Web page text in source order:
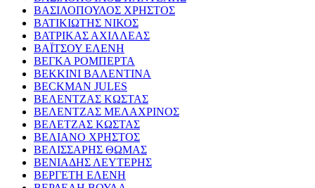
ΒΑΣΙΛΟΠΟΥΛΟΣ ΧΡΗΣΤΟΣ
ΒΑΤΙΚΙΩΤΗΣ ΝΙΚΟΣ
ΒΑΤΡΙΚΑΣ ΑΧΙΛΛΕΑΣ
ΒΑΪΤΣΟΥ ΕΛΕΝΗ
ΒΕΓΚΑ ΡΟΜΠΕΡΤΑ
ΒΕΚΚΙΝΙ ΒΑΛΕΝΤΙΝΑ
BECKMAN JULES
ΒΕΛΕΝΤΖΑΣ ΚΩΣΤΑΣ
ΒΕΛΕΝΤΖΑΣ ΜΕΛΑΧΡΙΝΟΣ
ΒΕΛΕΤΖΑΣ ΚΩΣΤΑΣ
ΒΕΛΙΑΝΟ ΧΡΗΣΤΟΣ
ΒΕΛΙΣΣΑΡΗΣ ΘΩΜΑΣ
ΒΕΝΙΑΔΗΣ ΛΕΥΤΕΡΗΣ
ΒΕΡΓΕΤΗ ΕΛΕΝΗ